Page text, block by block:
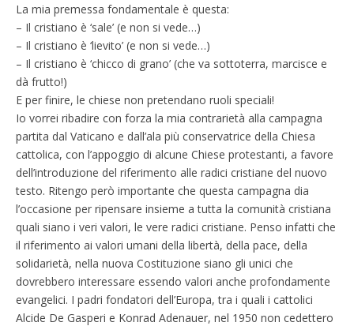
La mia premessa fondamentale è questa:
– Il cristiano è ‘sale’ (e non si vede…)
– Il cristiano è ‘lievito’ (e non si vede…)
– Il cristiano è ‘chicco di grano’ (che va sottoterra, marcisce e
dà frutto!)
E per finire, le chiese non pretendano ruoli speciali!
Io vorrei ribadire con forza la mia contrarietà alla campagna
partita dal Vaticano e dall’ala più conservatrice della Chiesa
cattolica, con l’appoggio di alcune Chiese protestanti, a favore
dell’introduzione del riferimento alle radici cristiane del nuovo
testo. Ritengo però importante che questa campagna dia
l’occasione per ripensare insieme a tutta la comunità cristiana
quali siano i veri valori, le vere radici cristiane. Penso infatti che
il riferimento ai valori umani della libertà, della pace, della
solidarietà, nella nuova Costituzione siano gli unici che
dovrebbero interessare essendo valori anche profondamente
evangelici. I padri fondatori dell’Europa, tra i quali i cattolici
Alcide De Gasperi e Konrad Adenauer, nel 1950 non cedettero